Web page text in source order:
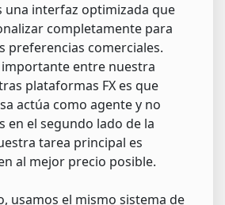
una interfaz optimizada que
completamente para
preferencias comerciales.
entre nuestra
plataformas FX es que
actúa como agente y no
en el segundo lado de la
tarea principal es
al mejor precio posible.
usamos el mismo sistema de